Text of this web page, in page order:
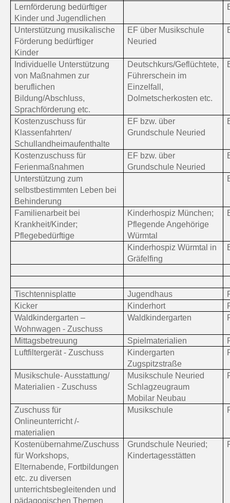
Lernförderung bedürftiger
Kinder und Jugendlichen
Unterstützung musikalische
Förderung bedürftiger
Kinder
EF über Musikschule
Neuried
Individuelle Unterstützung
von Maßnahmen zur
beruflichen
Bildung/Abschluss,
Sprachförderung etc.
Deutschkurs/Geflüchtete,
Führerschein im
Einzelfall,
Dolmetscherkosten etc.
Kostenzuschuss für
Klassenfahrten/
Schullandheimaufenthalte
EF bzw. über
Grundschule Neuried
Kostenzuschuss für
Ferienmaßnahmen
EF bzw. über
Grundschule Neuried
Unterstützung zum
selbstbestimmten Leben bei
Behinderung
Familienarbeit bei
Krankheit/Kinder;
Pflegebedürftige
Kinderhospiz München;
Pflegende Angehörige
Würmtal
Kinderhospiz Würmtal in
Gräfelfing
Tischtennisplatte Jugendhaus
Kicker
Kinderhort
Waldkindergarten –
Wohnwagen - Zuschuss
Waldkindergarten
Mittagsbetreuung Spielmaterialien
Luftfiltergerät - Zuschuss
Kindergarten
Zugspitzstraße
Musikschule- Ausstattung/
Materialien - Zuschuss
Musikschule Neuried
Schlagzeugraum
Mobilar Neubau
Zuschuss für
Onlineunterricht /-
materialien
Musikschule
Kostenübernahme/Zuschuss
für Workshops,
Elternabende, Fortbildungen
etc. zu diversen
unterrichtsbegleitenden und
pädagogischen Themen
Grundschule Neuried;
Kindertagesstätten